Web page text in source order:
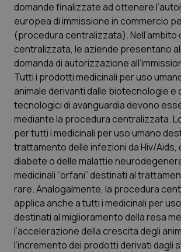
Lettere al direttore
Edizioni Regionali
QS Pro
Professionisti Sanitari.AI
Abruzzo
Basilicata
Calabria
Campania
QS Pro Gold
Artrite & artrosi
Asma & BPCO
Car-T
QS Club Newsletter
domande finalizzate ad ottenere
europea di immissione in commercio
(procedura centralizzata). Nell’ambito
centralizzata, le aziende presentano
domanda di autorizzazione
Tutti i prodotti medicinali per uso
animale derivanti dalle biotecnologie e
tecnologici di avanguardia devono
mediante la procedura centralizzata.
per tutti i medicinali per uso umano
trattamento delle infezioni da Hiv/Aids,
diabete o delle malattie
medicinali “orfani” destinati al
rare. Analogalmente, la procedura
applica anche a tutti i medicinali per
destinati al miglioramento della resa
l’accelerazione della crescita degli
l’incremento dei prodotti derivati dagli